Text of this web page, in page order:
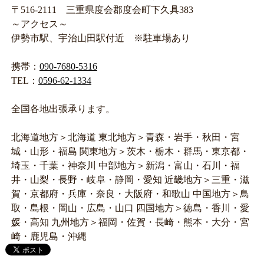
〒516-2111 三重県度会郡度会町下久具383
～アクセス～
伊勢市駅、宇治山田駅付近 ※駐車場あり
携帯： 090-7680-5316
TEL： 0596-62-1334
全国各地出張承ります。
北海道地方＞北海道 東北地方＞青森・岩手・秋田・宮
城・山形・福島 関東地方＞茨木・栃木・群馬・東京都・
埼玉・千葉・神奈川 中部地方＞新潟・富山・石川・福
井・山梨・長野・岐阜・静岡・愛知 近畿地方＞三重・滋
賀・京都府・兵庫・奈良・大阪府・和歌山 中国地方＞鳥
取・島根・岡山・広島・山口 四国地方＞徳島・香川・愛
媛・高知 九州地方＞福岡・佐賀・長崎・熊本・大分・宮
崎・鹿児島・沖縄